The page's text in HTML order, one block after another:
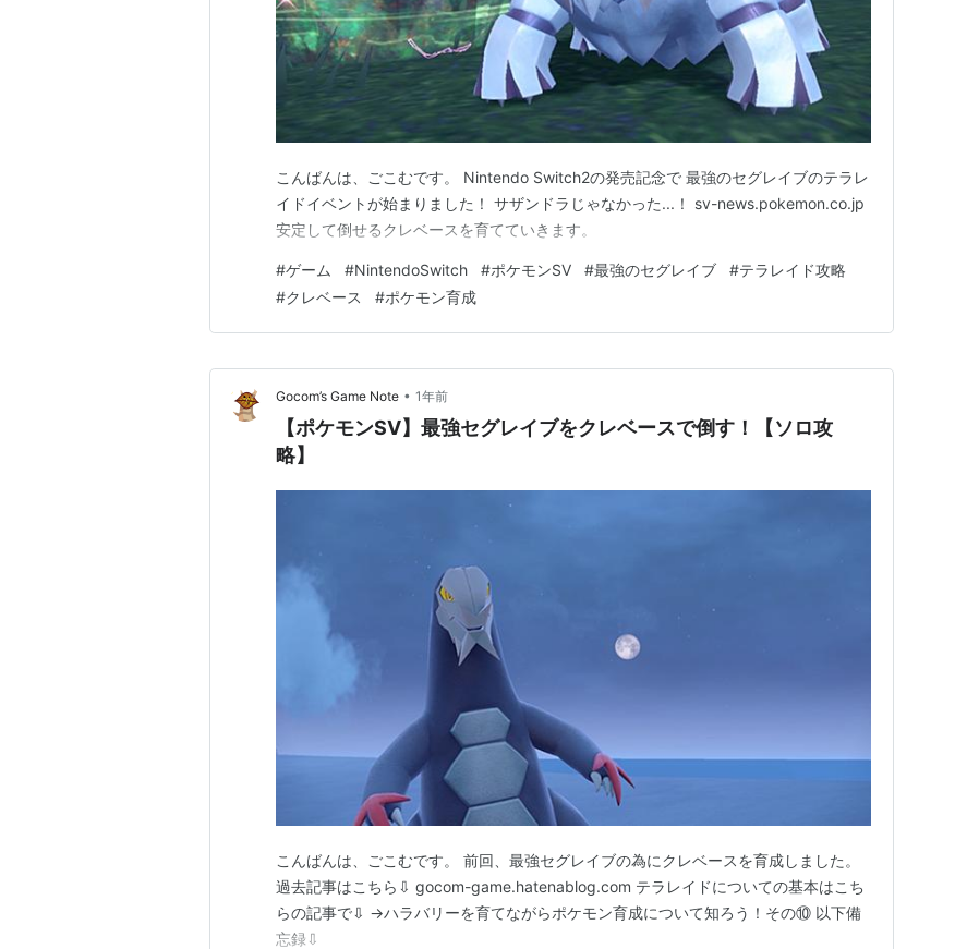
こんばんは、ごこむです。 Nintendo Switch2の発売記念で 最強のセグレイブのテラレ
イドイベントが始まりました！ サザンドラじゃなかった...！ sv-news.pokemon.co.jp
安定して倒せるクレベースを育てていきます。
#ゲーム #NintendoSwitch #ポケモンSV #最強のセグレイブ #テラレイド攻略
#クレベース #ポケモン育成
Gocom’s Game Note • 1年前
【ポケモンSV】最強セグレイブをクレベースで倒す！【ソロ攻
略】
こんばんは、ごこむです。 前回、最強セグレイブの為にクレベースを育成しました。
過去記事はこちら⇩ gocom-game.hatenablog.com テラレイドについての基本はこち
らの記事で⇩ →ハラバリーを育てながらポケモン育成について知ろう！その⑩ 以下備
忘録⇩